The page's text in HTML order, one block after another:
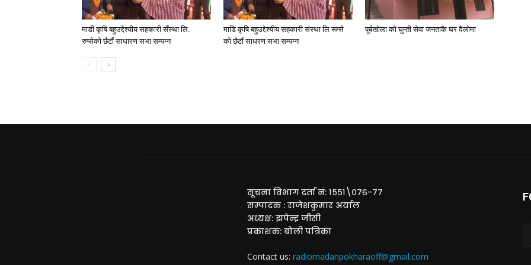
माडी कृषि बहुउद्देश्यीय सहकारी सँस्था लि.
रुप्सेको छैटाैं साधारण सभा सम्पन्न
माडि कृषि बहुउद्देश्यीय सहकारी संस्था लि रूप्से
काे छैटाैं साधरण सभा सम्पन्न
पूर्बखाेला काे घुम्ती सेवा जनताकै घर दैलाेमा
सूचना विभाग दर्ता नं: १५५१\०७६-७७
सम्पादक : राजेशकुमार अर्याल
अध्यक्ष: झपेन्द्र जीसी
प्रकाशक: बोली पत्रिका
Contact us: radiomadanpokharaoff@gmail.com